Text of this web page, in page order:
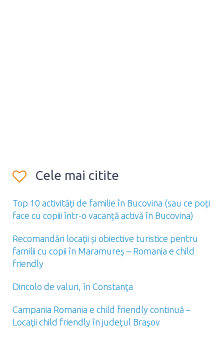
Cele mai citite
Top 10 activități de familie în Bucovina (sau ce poți
face cu copiii într-o vacanță activă în Bucovina)
Recomandări locaţii și obiective turistice pentru
familii cu copii în Maramureș – Romania e child
friendly
Dincolo de valuri, în Constanţa
Campania Romania e child friendly continuă –
Locaţii child friendly în judeţul Braşov